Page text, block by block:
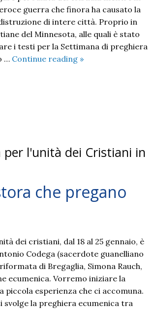
guerra che finora ha causato la
di intere città. Proprio in
del Minnesota, alle quali è stato
i testi per la Settimana di preghiera
… Continue reading Imparate
»
per l'unità dei Cristiani in
che pregano
dei cristiani, dal 18 al 25 gennaio, è
Codega (sacerdote guanelliano
di Bregaglia, Simona Rauch,
ecumenica. Vorremo iniziare la
esperienza che ci accomuna.
svolge la preghiera ecumenica tra